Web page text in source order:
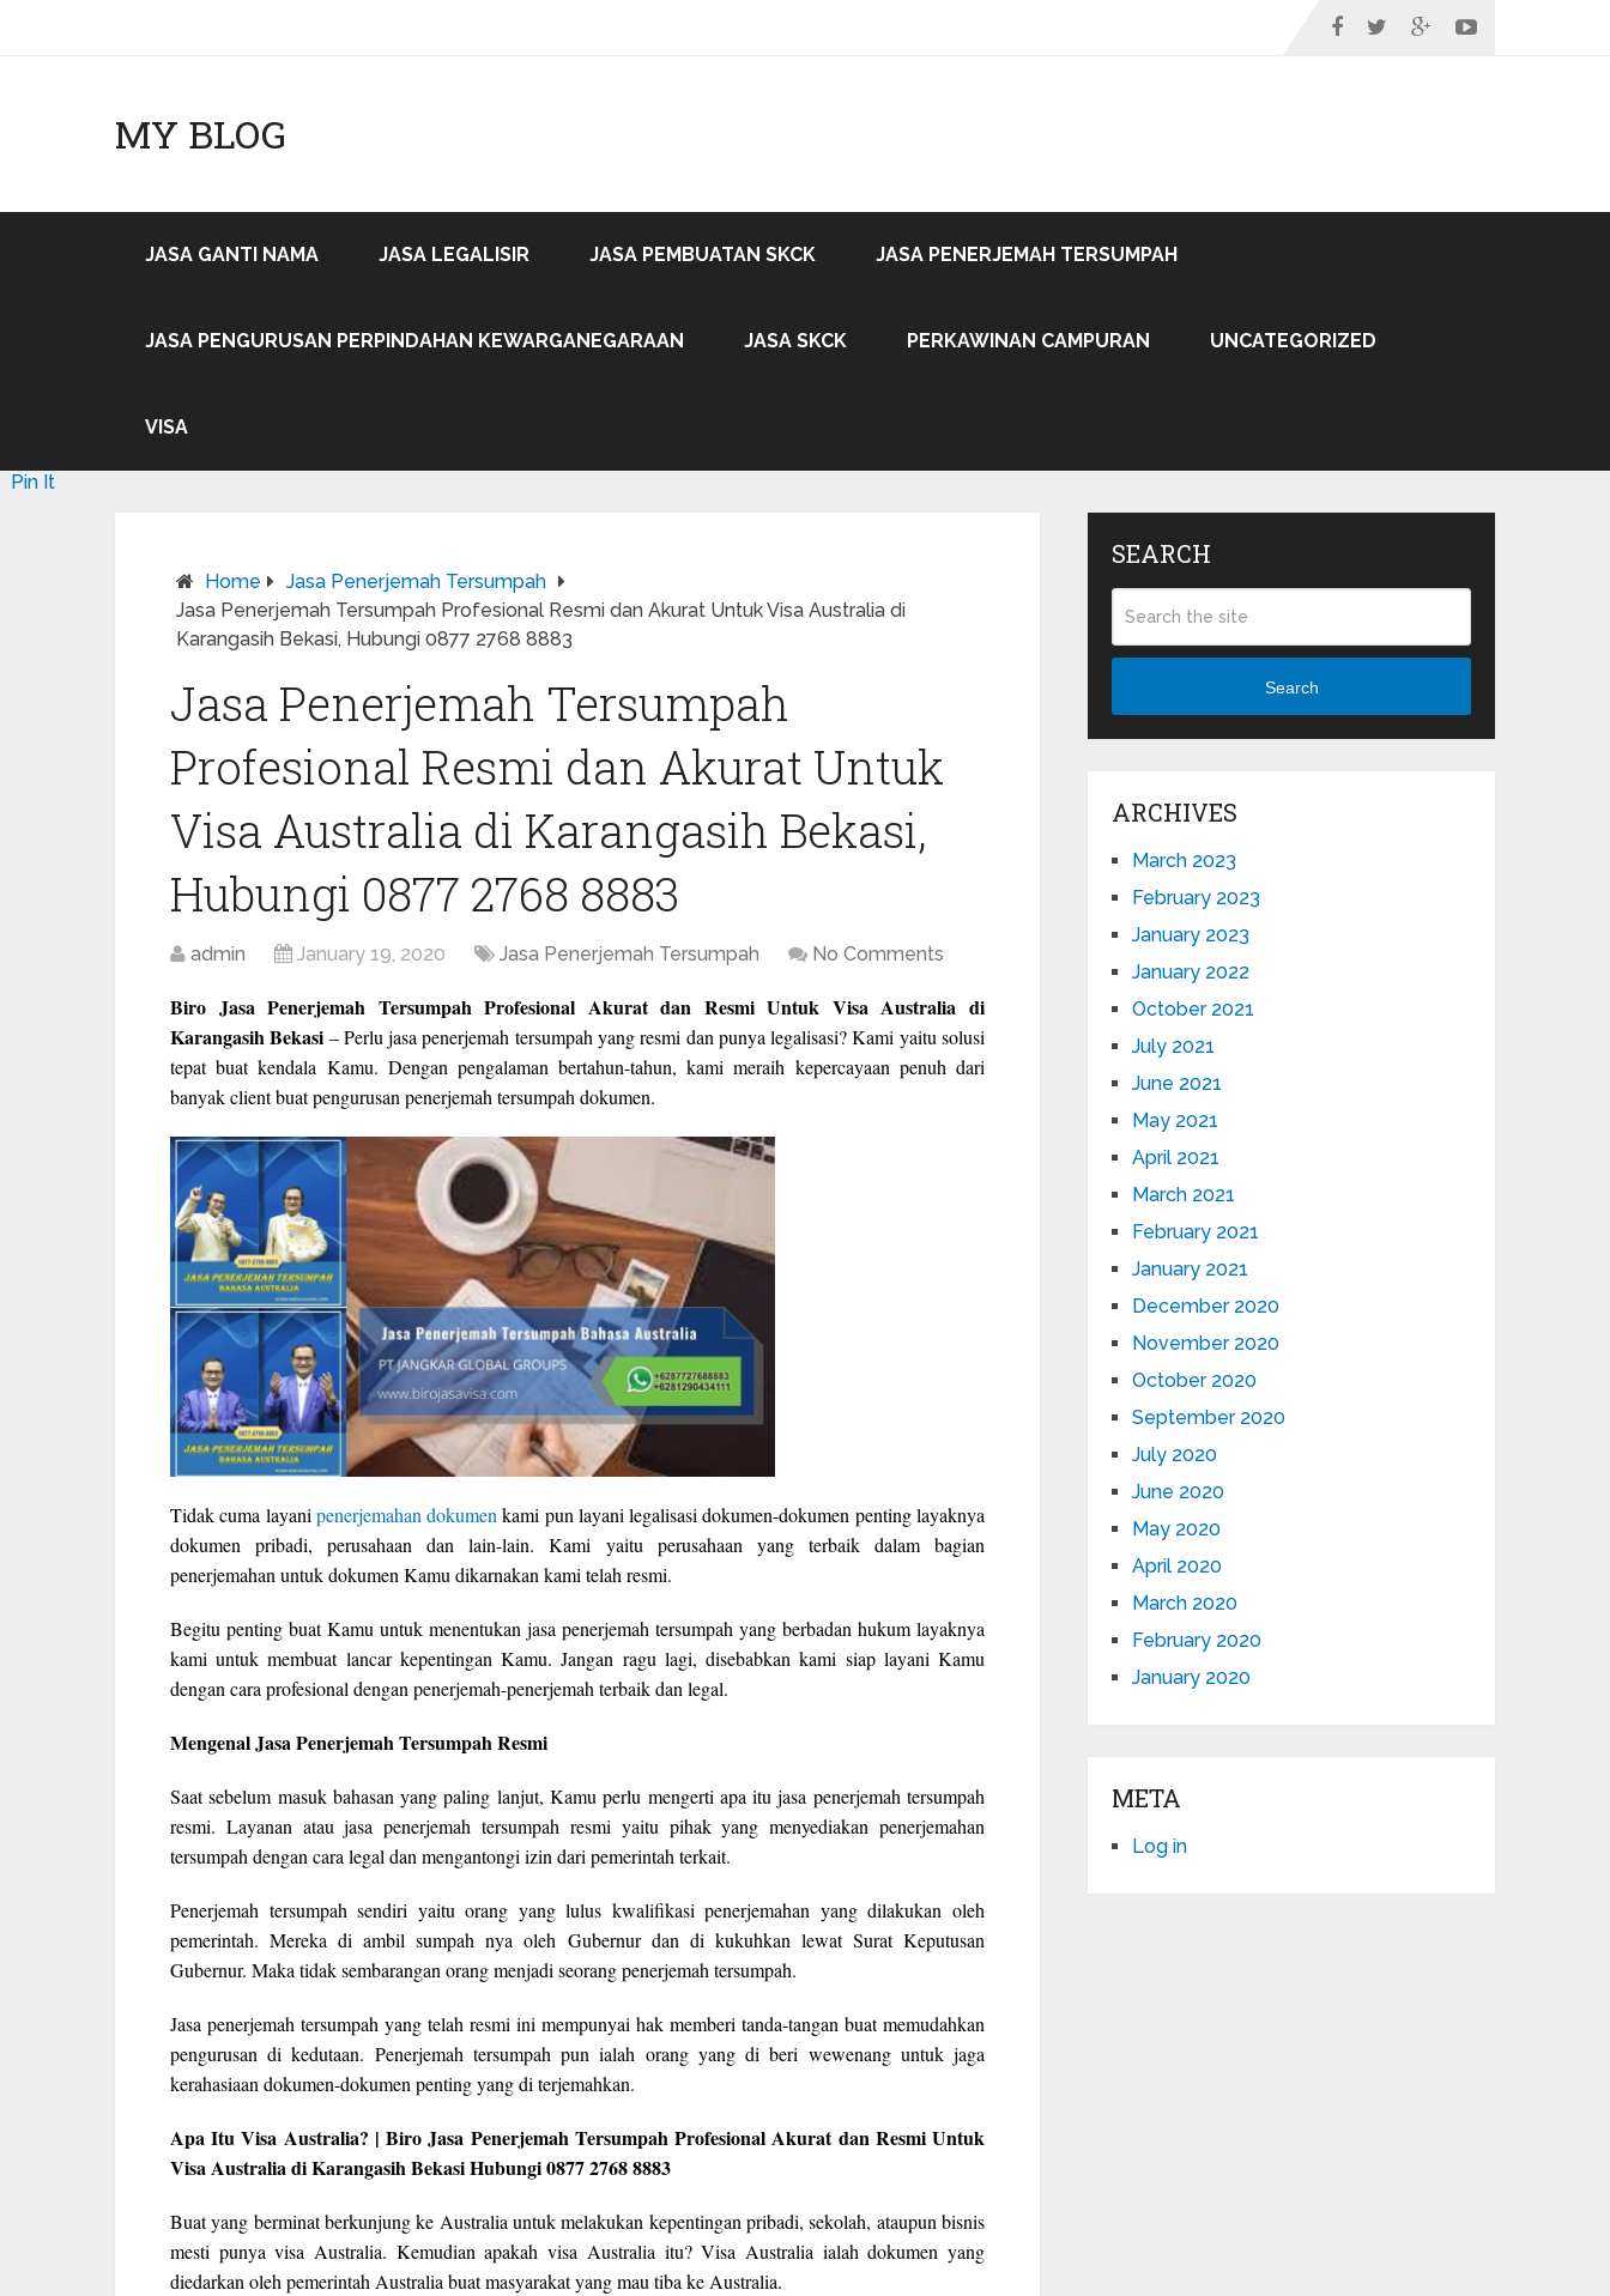
MY BLOG
JASA GANTI NAMA JASA LEGALISIR JASA PEMBUATAN SKCK JASA PENERJEMAH TERSUMPAH
JASA PENGURUSAN PERPINDAHAN KEWARGANEGARAAN JASA SKCK PERKAWINAN CAMPURAN UNCATEGORIZED
VISA
Home
Jasa Penerjemah Tersumpah
Jasa Penerjemah Tersumpah Profesional Resmi dan Akurat Untuk Visa Australia di
Karangasih Bekasi, Hubungi 0877 2768 8883
Jasa Penerjemah Tersumpah
Profesional Resmi dan Akurat Untuk
Visa Australia di Karangasih Bekasi,
Hubungi 0877 2768 8883
admin January 19, 2020 Jasa Penerjemah Tersumpah No Comments
Biro Jasa Penerjemah Tersumpah Profesional Akurat dan Resmi Untuk Visa Australia di
Karangasih Bekasi – Perlu jasa penerjemah tersumpah yang resmi dan punya legalisasi? Kami yaitu solusi
tepat buat kendala Kamu. Dengan pengalaman bertahun-tahun, kami meraih kepercayaan penuh dari
banyak client buat pengurusan penerjemah tersumpah dokumen.
Tidak cuma layani penerjemahan dokumen kami pun layani legalisasi dokumen-dokumen penting layaknya
dokumen pribadi, perusahaan dan lain-lain. Kami yaitu perusahaan yang terbaik dalam bagian
penerjemahan untuk dokumen Kamu dikarnakan kami telah resmi.
Begitu penting buat Kamu untuk menentukan jasa penerjemah tersumpah yang berbadan hukum layaknya
kami untuk membuat lancar kepentingan Kamu. Jangan ragu lagi, disebabkan kami siap layani Kamu
dengan cara profesional dengan penerjemah-penerjemah terbaik dan legal.
Mengenal Jasa Penerjemah Tersumpah Resmi
Saat sebelum masuk bahasan yang paling lanjut, Kamu perlu mengerti apa itu jasa penerjemah tersumpah
resmi. Layanan atau jasa penerjemah tersumpah resmi yaitu pihak yang menyediakan penerjemahan
tersumpah dengan cara legal dan mengantongi izin dari pemerintah terkait.
Penerjemah tersumpah sendiri yaitu orang yang lulus kwalifikasi penerjemahan yang dilakukan oleh
pemerintah. Mereka di ambil sumpah nya oleh Gubernur dan di kukuhkan lewat Surat Keputusan
Gubernur. Maka tidak sembarangan orang menjadi seorang penerjemah tersumpah.
Jasa penerjemah tersumpah yang telah resmi ini mempunyai hak memberi tanda-tangan buat memudahkan
pengurusan di kedutaan. Penerjemah tersumpah pun ialah orang yang di beri wewenang untuk jaga
kerahasiaan dokumen-dokumen penting yang di terjemahkan.
Apa Itu Visa Australia? | Biro Jasa Penerjemah Tersumpah Profesional Akurat dan Resmi Untuk
Visa Australia di Karangasih Bekasi Hubungi 0877 2768 8883
Buat yang berminat berkunjung ke Australia untuk melakukan kepentingan pribadi, sekolah, ataupun bisnis
mesti punya visa Australia. Kemudian apakah visa Australia itu? Visa Australia ialah dokumen yang
diedarkan oleh pemerintah Australia buat masyarakat yang mau tiba ke Australia.
Pin It
SEARCH
Search
ARCHIVES
March 2023
February 2023
January 2023
January 2022
October 2021
July 2021
June 2021
May 2021
April 2021
March 2021
February 2021
January 2021
December 2020
November 2020
October 2020
September 2020
July 2020
June 2020
May 2020
April 2020
March 2020
February 2020
January 2020
META
Log in